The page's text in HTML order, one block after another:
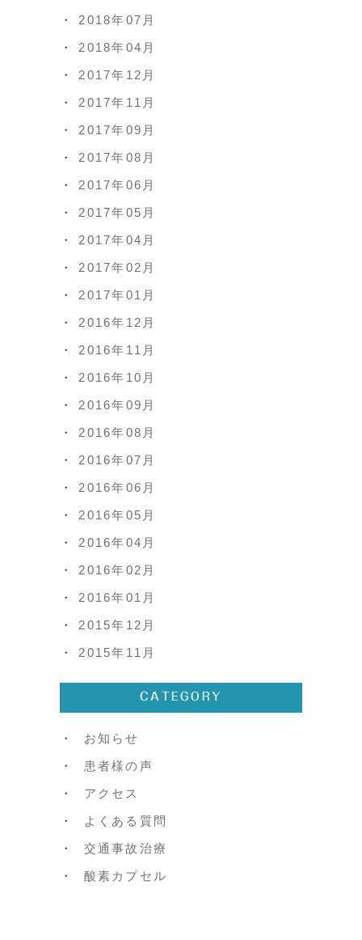
2018年07月
2018年04月
2017年12月
2017年11月
2017年09月
2017年08月
2017年06月
2017年05月
2017年04月
2017年02月
2017年01月
2016年12月
2016年11月
2016年10月
2016年09月
2016年08月
2016年07月
2016年06月
2016年05月
2016年04月
2016年02月
2016年01月
2015年12月
2015年11月
CATEGORY
お知らせ
患者様の声
アクセス
よくある質問
交通事故治療
酸素カプセル